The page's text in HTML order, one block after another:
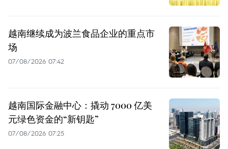
越南继续成为波兰食品企业的重点市
场
07/08/2026 07:42
越南国际金融中心：撬动 7000 亿美
元绿色资金的“新钥匙”
07/08/2026 07:25